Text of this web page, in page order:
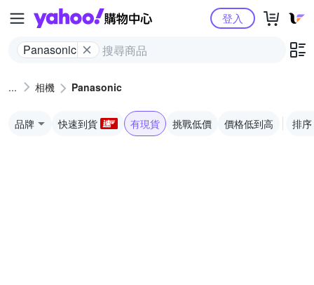
Yahoo購物中心
Panasonic
登入
相機 Panasonic
品牌 快速到貨 有現貨 挑戰低價 價格低到高 排序